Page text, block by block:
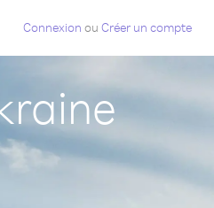
Connexion ou Créer un compte